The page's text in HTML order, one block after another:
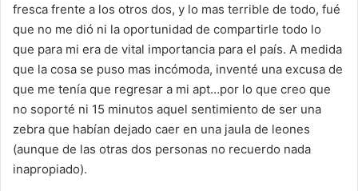
fresca frente a los otros dos, y lo mas terrible de todo, fué
que no me dió ni la oportunidad de compartirle todo lo
que para mi era de vital importancia para el país. A medida
que la cosa se puso mas incómoda, inventé una excusa de
que me tenía que regresar a mi apt…por lo que creo que
no soporté ni 15 minutos aquel sentimiento de ser una
zebra que habían dejado caer en una jaula de leones
(aunque de las otras dos personas no recuerdo nada
inapropiado).